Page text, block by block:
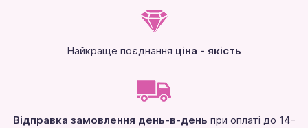
Найкраще поєднання ціна - якість
Відправка замовлення день-в-день при оплаті до 14-